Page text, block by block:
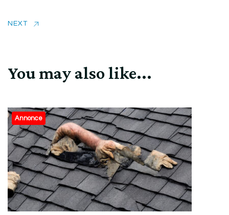
NEXT
You may also like...
Annonce